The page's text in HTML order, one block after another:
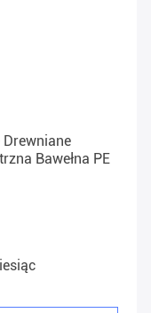
Bawełna PE